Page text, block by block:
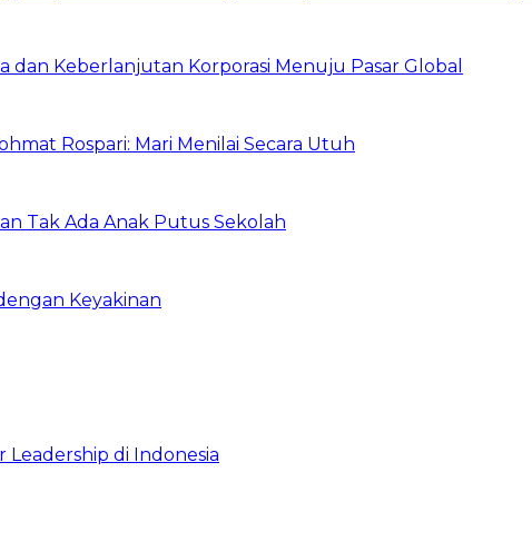
dan Keberlanjutan Korporasi Menuju Pasar Global
Rospari: Mari Menilai Secara Utuh
Tak Ada Anak Putus Sekolah
Keyakinan
di Indonesia